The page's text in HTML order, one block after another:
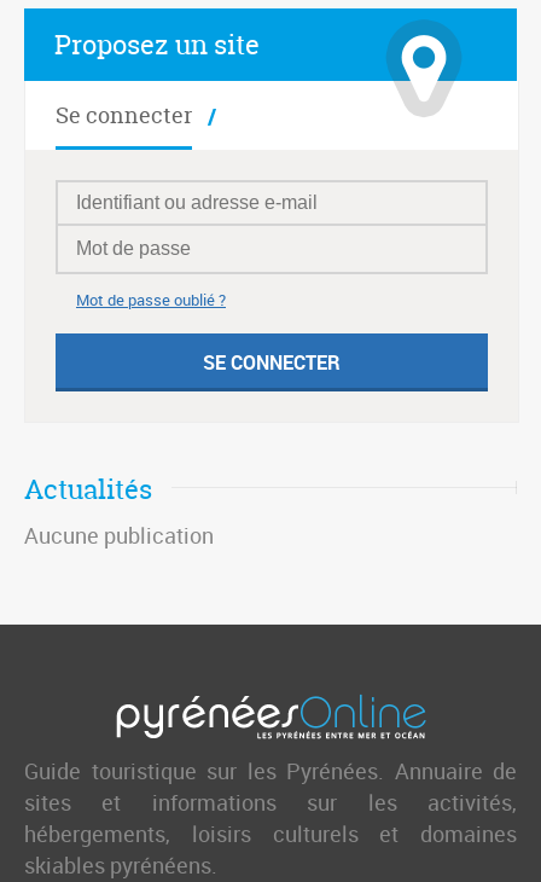
Proposez un site
Se connecter
Mot de passe oublié ?
Actualités
Aucune publication
Guide touristique sur les Pyrénées. Annuaire de
sites et informations sur les activités,
hébergements, loisirs culturels et domaines
skiables pyrénéens.